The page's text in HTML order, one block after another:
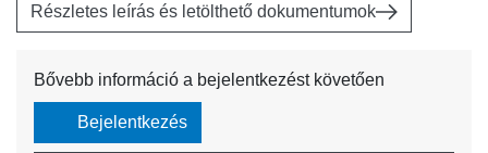
Részletes leírás és letölthető dokumentumok
Bővebb információ a bejelentkezést követően
Bejelentkezés